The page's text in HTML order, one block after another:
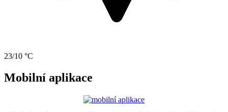
23/10 °C
Mobilní aplikace